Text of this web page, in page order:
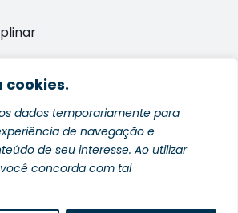
cookies.
dados temporariamente para
de navegação e
de seu interesse. Ao utilizar
concorda com tal
de Privacidade